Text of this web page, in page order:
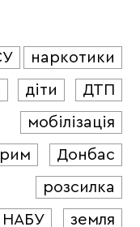
наркотики
діти
ДТП
мобілізація
Донбас
розсилка
НАБУ
земля